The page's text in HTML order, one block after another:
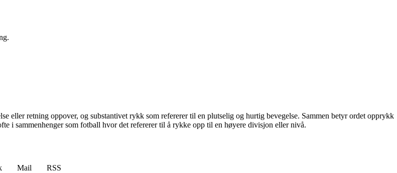
eller retning oppover, og substantivet rykk som refererer til en plutselig og hurtig bevegelse. Sammen betyr ordet opprykk
i sammenhenger som fotball hvor det refererer til å rykke opp til en høyere divisjon eller nivå.
Mail
RSS